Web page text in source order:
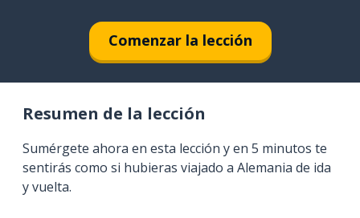
Comenzar la lección
Resumen de la lección
Sumérgete ahora en esta lección y en 5 minutos te
sentirás como si hubieras viajado a Alemania de ida
y vuelta.